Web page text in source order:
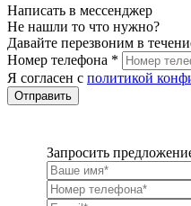
Написать в мессенджер
Не нашли то что нужно?
Давайте перезвоним в
Номер телефона *
Я согласен с политикой
Отправить
Запросить